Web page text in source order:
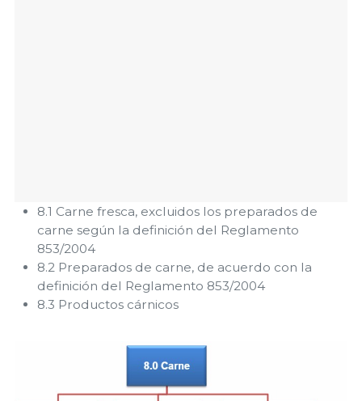
8.1 Carne fresca, excluidos los preparados de
carne según la definición del Reglamento
853/2004
8.2 Preparados de carne, de acuerdo con la
definición del Reglamento 853/2004
8.3 Productos cárnicos